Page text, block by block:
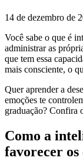
14 de dezembro de
Você sabe o que é
administrar as
que tem essa
mais consciente, o
Quer aprender a
emoções te
graduação? Confira
Como a
favorecer os